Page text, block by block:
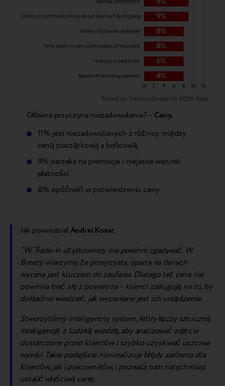
Główna przyczyna niezadowolenia? – Ceny.
11% jest niezadowolonych z różnicy między
ceną początkową a końcową.
9% narzeka na promocje i niejasne warunki
płatności
8% opóźnień w potwierdzeniu ceny
Jak powiedział Andrei Kosar,
“W Trade-in użytkownicy nie powinni zgadywać. W
Breezy wierzymy, że przejrzysta, oparta na danych
wycena jest kluczem do zaufania. Dlatego też cena nie
powinna brać się z powietrza – klienci zasługują na to, by
dokładnie wiedzieć, jak wyceniane jest ich urządzenie.
Stworzyliśmy inteligentny system, który łączy sztuczną
inteligencję z ludzką wiedzą, aby analizować zdjęcia
dostarczone przez klientów i szybko uzyskiwać uczciwe
wyniki. Takie podejście minimalizuje błędy zarówno dla
klientów, jak i pracowników, i pozwala nam natychmiast
ustalić właściwą cenę.